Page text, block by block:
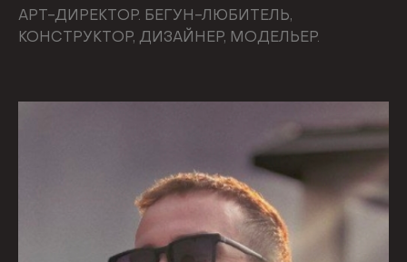
АРТ-ДИРЕКТОР. БЕГУН-ЛЮБИТЕЛЬ,
КОНСТРУКТОР, ДИЗАЙНЕР, МОДЕЛЬЕР.